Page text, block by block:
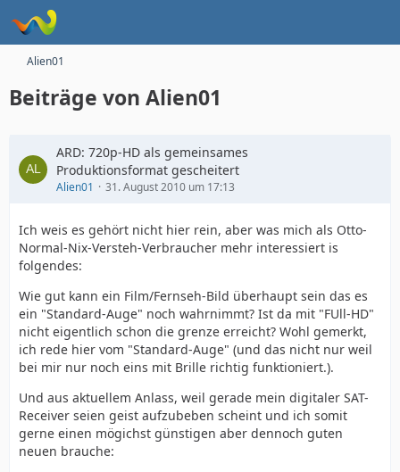
Alien01
Beiträge von Alien01
ARD: 720p-HD als gemeinsames
Produktionsformat gescheitert
Alien01 31. August 2010 um 17:13
Ich weis es gehört nicht hier rein, aber was mich als Otto-
Normal-Nix-Versteh-Verbraucher mehr interessiert is
folgendes:
Wie gut kann ein Film/Fernseh-Bild überhaupt sein das es
ein "Standard-Auge" noch wahrnimmt? Ist da mit "FUll-HD"
nicht eigentlich schon die grenze erreicht? Wohl gemerkt,
ich rede hier vom "Standard-Auge" (und das nicht nur weil
bei mir nur noch eins mit Brille richtig funktioniert.).
Und aus aktuellem Anlass, weil gerade mein digitaler SAT-
Receiver seien geist aufzubeben scheint und ich somit
gerne einen mögichst günstigen aber dennoch guten
neuen brauche: